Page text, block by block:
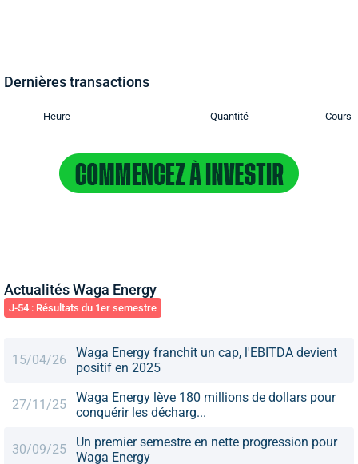
Dernières transactions
Heure Quantité Cours
Actualités Waga Energy
J-54 : Résultats du 1er semestre
15/04/26
Waga Energy franchit un cap, l'EBITDA devient
positif en 2025
27/11/25
Waga Energy lève 180 millions de dollars pour
conquérir les décharg...
30/09/25
Un premier semestre en nette progression pour
Waga Energy